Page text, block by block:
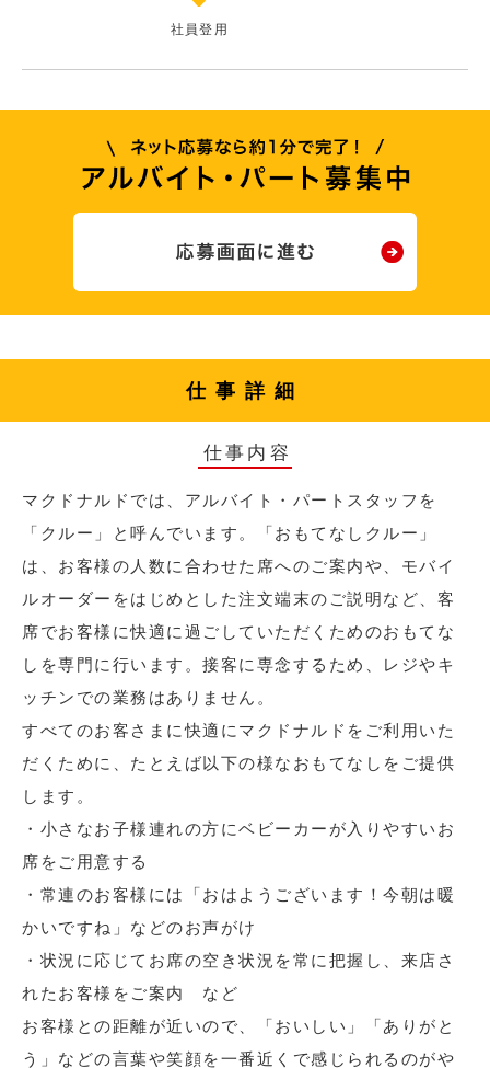
社員登用
仕事詳細
仕事内容
マクドナルドでは、アルバイト・パートスタッフを
「クルー」と呼んでいます。「おもてなしクルー」
は、お客様の人数に合わせた席へのご案内や、モバイ
ルオーダーをはじめとした注文端末のご説明など、客
席でお客様に快適に過ごしていただくためのおもてな
しを専門に行います。接客に専念するため、レジやキ
ッチンでの業務はありません。
すべてのお客さまに快適にマクドナルドをご利用いた
だくために、たとえば以下の様なおもてなしをご提供
します。
・小さなお子様連れの方にベビーカーが入りやすいお
席をご用意する
・常連のお客様には「おはようございます！今朝は暖
かいですね」などのお声がけ
・状況に応じてお席の空き状況を常に把握し、来店さ
れたお客様をご案内 など
お客様との距離が近いので、「おいしい」「ありがと
う」などの言葉や笑顔を一番近くで感じられるのがや